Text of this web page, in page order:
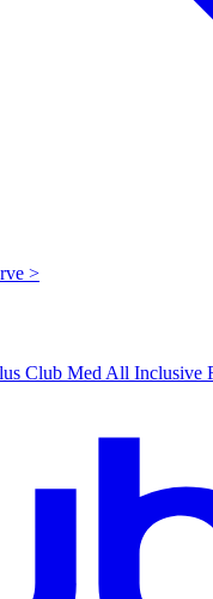
>
Club Med All Inclusive